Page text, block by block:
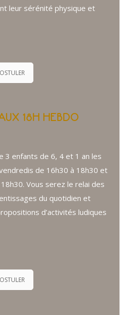
leur sérénité physique et
18H HEBDO
3 enfants de 6, 4 et 1 an les
de 16h30 à 18h30 et
Vous serez le relai des
du quotidien et
d’activités ludiques